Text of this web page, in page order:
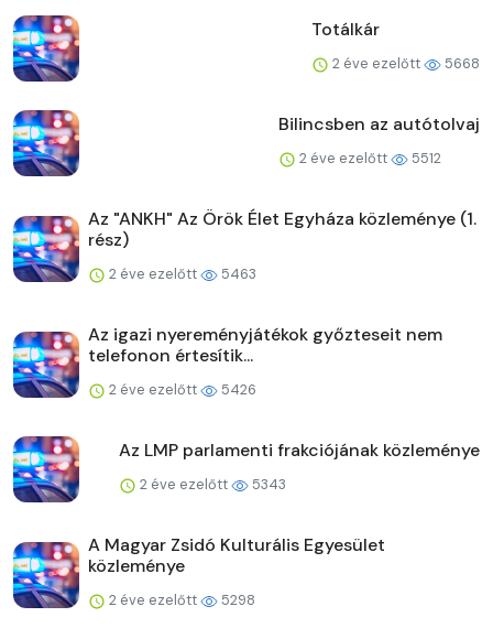
Totálkár
2 éve ezelőtt 5668
Bilincsben az autótolvaj
2 éve ezelőtt 5512
Az "ANKH" Az Örök Élet Egyháza közleménye (1.
rész)
2 éve ezelőtt 5463
Az igazi nyereményjátékok győzteseit nem
telefonon értesítik...
2 éve ezelőtt 5426
Az LMP parlamenti frakciójának közleménye
2 éve ezelőtt 5343
A Magyar Zsidó Kulturális Egyesület
közleménye
2 éve ezelőtt 5298